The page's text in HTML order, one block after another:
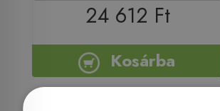
24 612 Ft
Kosárba